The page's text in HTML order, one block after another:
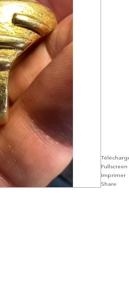
Fullscreen
Imprimer
Share